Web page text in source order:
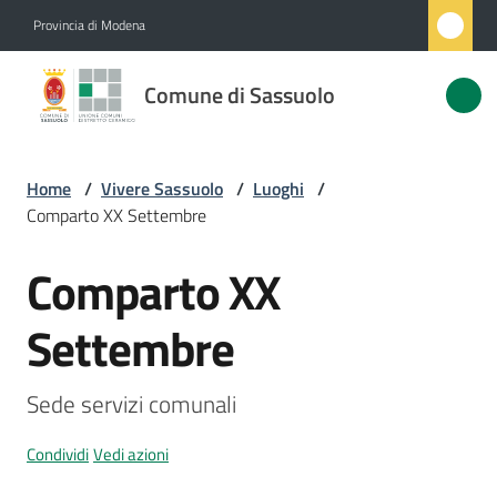
Provincia di Modena
Comune di Sassuolo
Comune
di
Novità
Servizi
Vivere
Sassuolo
Menu selezionato
Home / Vivere Sassuolo / Luoghi /
Comparto XX Settembre
Salta al contenuto
Comparto XX
Settembre
Sede servizi comunali
CondividiVedi azioni